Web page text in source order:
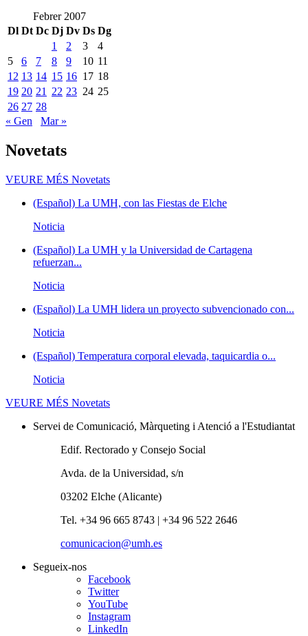
Febrer 2007
Dl Dt Dc Dj Dv Ds Dg
1
2 3
4
5
6 7 8 9 10 11
12 13 14 15 16 17 18
19 20 21 22 23 24 25
26 27 28
« Gen
Mar »
Novetats
VEURE MÉS Novetats
(Español) La UMH, con las Fiestas de Elche
Noticia
(Español) La UMH y la Universidad de Cartagena
refuerzan...
Noticia
(Español) La UMH lidera un proyecto subvencionado con...
Noticia
(Español) Temperatura corporal elevada, taquicardia o...
Noticia
VEURE MÉS Novetats
Servei de Comunicació, Màrqueting i Atenció a l'Estudiantat
Edif. Rectorado y Consejo Social
Avda. de la Universidad, s/n
03202 Elche (Alicante)
Tel. +34 96 665 8743 | +34 96 522 2646
comunicacion@umh.es
Segueix-nos
Facebook
Twitter
YouTube
Instagram
LinkedIn